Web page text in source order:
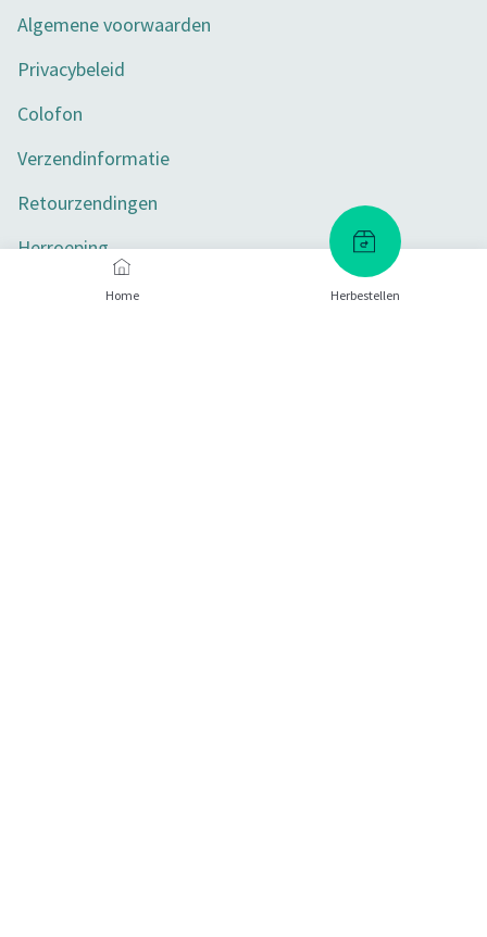
Home Herbestellen
Algemene voorwaarden
Privacybeleid
Colofon
Verzendinformatie
Retourzendingen
Herroeping
Toegankelijkheid